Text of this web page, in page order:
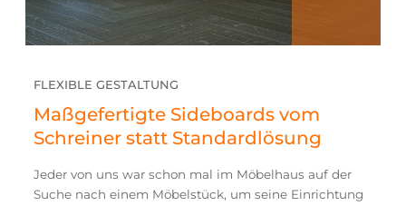
FLEXIBLE GESTALTUNG
Maßgefertigte Sideboards vom
Schreiner statt Standardlösung
Jeder von uns war schon mal im Möbelhaus auf der
Suche nach einem Möbelstück, um seine Einrichtung